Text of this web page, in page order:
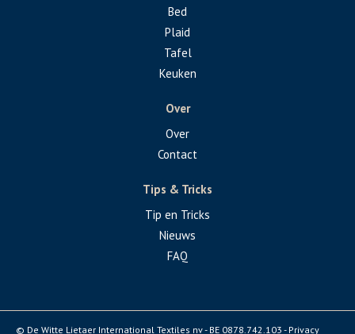
Bed
Plaid
Tafel
Keuken
Over
Over
Contact
Tips & Tricks
Tip en Tricks
Nieuws
FAQ
© De Witte Lietaer International Textiles nv - BE 0878.742.103 - Privacy